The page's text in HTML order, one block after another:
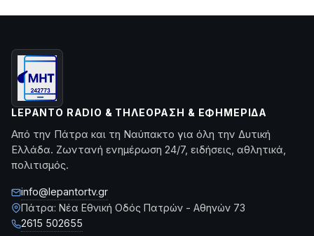
LEPANTO RADIO & ΤΗΛΕΌΡΑΣΗ & ΕΦΗΜΕΡΊΔΑ
Από την Πάτρα και τη Ναύπακτο για όλη την Δυτική
Ελλάδα. Ζωντανή ενημέρωση 24/7, ειδήσεις, αθλητικά,
πολιτισμός.
info@lepantortv.gr
Πάτρα: Νέα Εθνική Οδός Πατρών - Αθηνών 73
2615 502655